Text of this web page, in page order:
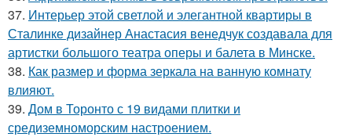
37. Интерьер этой светлой и элегантной квартиры в
Сталинке дизайнер Анастасия венедчук создавала для
артистки большого театра оперы и балета в Минске.
38. Как размер и форма зеркала на ванную комнату
влияют.
39. Дом в Торонто с 19 видами плитки и
средиземноморским настроением.